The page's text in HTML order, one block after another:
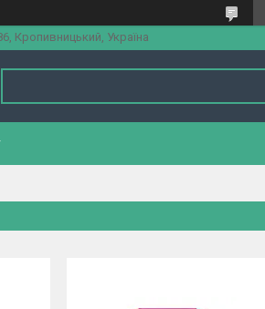
Кропивницький, Україна